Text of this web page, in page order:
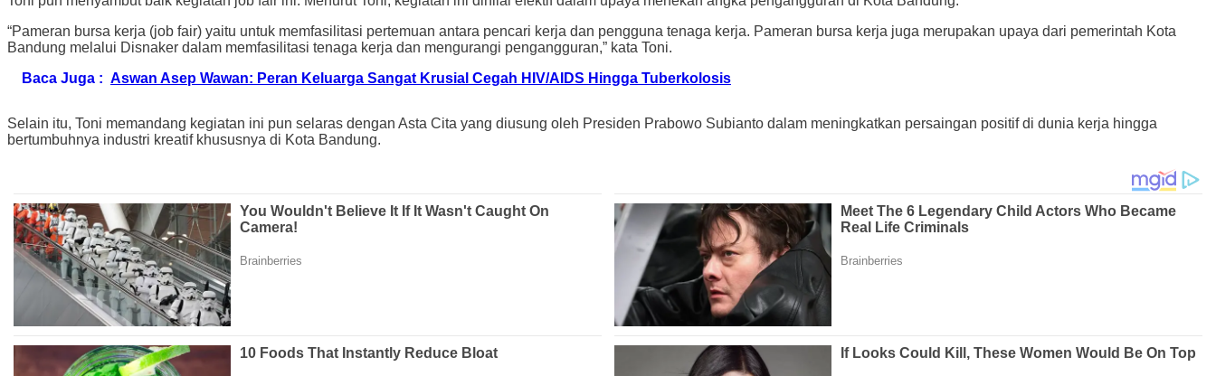
“Pameran bursa kerja (job fair) yaitu untuk memfasilitasi pertemuan antara pencari kerja dan pengguna tenaga kerja. Pameran bursa kerja juga merupakan upaya dari pemerintah Kota
Bandung melalui Disnaker dalam memfasilitasi tenaga kerja dan mengurangi pengangguran,” kata Toni.
Baca Juga : Aswan Asep Wawan: Peran Keluarga Sangat Krusial Cegah HIV/AIDS Hingga Tuberkolosis
Selain itu, Toni memandang kegiatan ini pun selaras dengan Asta Cita yang diusung oleh Presiden Prabowo Subianto dalam meningkatkan persaingan positif di dunia kerja hingga
bertumbuhnya industri kreatif khususnya di Kota Bandung.